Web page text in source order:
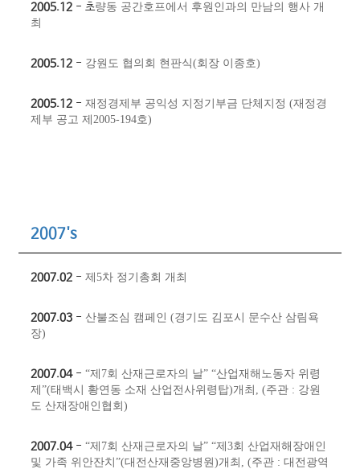
2005.12 - 초량동 공간호프에서 후원인과의 만남의 행사 개
최
2005.12 - 강원도 협의회 현판식(회장 이종호)
2005.12 - 재정경제부 공익성 지정기부금 단체지정 (재정경
제부 공고 제2005-194호)
2007's
2007.02 - 제5차 정기총회 개최
2007.03 - 산불조심 캠페인 (경기도 김포시 문수산 삼림욕
장)
2007.04 - “제7회 산재근로자의 날” “산업재해노동자 위령
제”(태백시 황연동 소재 산업전사위령탑)개최, (주관 : 강원
도 산재장애인협회)
2007.04 - “제7회 산재근로자의 날” “제3회 산업재해장애인
및 가족 위안잔치”(대전산재중앙병원)개최, (주관 : 대전광역